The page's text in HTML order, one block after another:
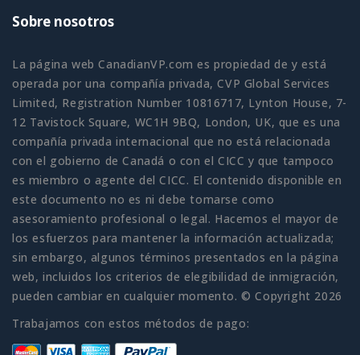
Sobre nosotros
La página web CanadianVP.com es propiedad de y está
operada por una compañía privada, CVP Global Services
Limited, Registration Number 10816717, Lynton House, 7-
12 Tavistock Square, WC1H 9BQ, London, UK, que es una
compañía privada internacional que no está relacionada
con el gobierno de Canadá o con el CICC y que tampoco
es miembro o agente del CICC. El contenido disponible en
este documento no es ni debe tomarse como
asesoramiento profesional o legal. Hacemos el mayor de
los esfuerzos para mantener la información actualizada;
sin embargo, algunos términos presentados en la página
web, incluidos los criterios de elegibilidad de inmigración,
pueden cambiar en cualquier momento. © Copyright 2026
Trabajamos con estos métodos de pago: